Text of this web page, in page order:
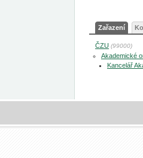
Zařazení
ČZU (99000)
Akademické
Kancelář